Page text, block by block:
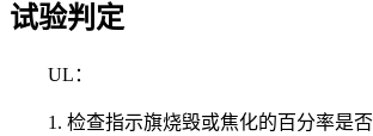
试验判定
UL：
1. 检查指示旗烧毁或焦化的百分率是否